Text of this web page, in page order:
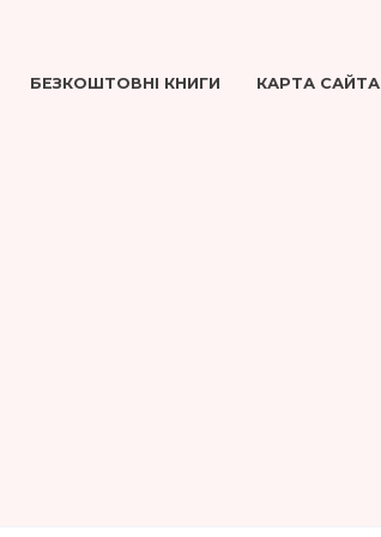
БЕЗКОШТОВНІ КНИГИ КАРТА САЙТА